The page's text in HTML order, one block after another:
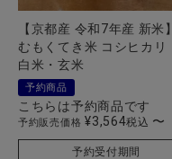
【京都産 令和7年産 新米】
むもくてき米 コシヒカリ
白米・玄米
予約商品
こちらは予約商品です
予約販売価格 ¥3,564税込 〜
予約受付期間